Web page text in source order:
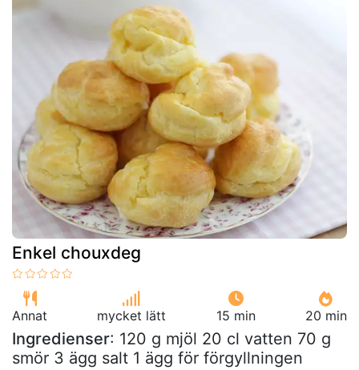
Enkel chouxdeg
Annat mycket lätt 15 min 20 min
Ingredienser: 120 g mjöl 20 cl vatten 70 g
smör 3 ägg salt 1 ägg för förgyllningen